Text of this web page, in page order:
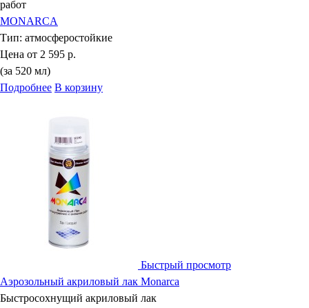
работ
MONARCA
Тип: атмосферостойкие
Цена от 2 595 р.
(за 520 мл)
Подробнее В корзину
Быстрый просмотр
Аэрозольный акриловый лак Monarca
Быстросохнущий акриловый лак